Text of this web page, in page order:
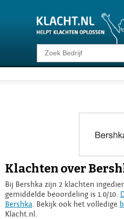
Klacht melden
Login
Klachten over
Bij Bershka zijn 2 klachten
gemiddelde beoordeling is 1.0/10.
Bershka . Bekijk ook het volledige
Klacht.nl.